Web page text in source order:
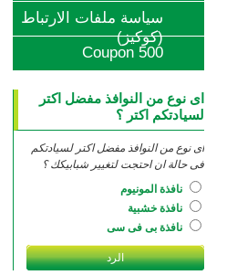
سياسة ملفات الارتباط
(كوكيز)
Coupon 500
اى نوع من النوافذ مفضل اكتر
لسيادتكم اكتر ؟
اى نوع من النوافذ مفضل اكتر لسيادتكم
فى حالة ان احتجت لتغيير شبابيكك ؟
نافذة المونيوم
نافذة خشبية
نافذة بى فى سى